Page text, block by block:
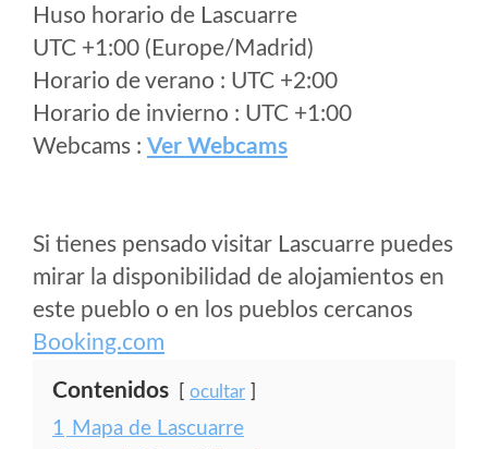
Huso horario de Lascuarre
UTC +1:00 (Europe/Madrid)
Horario de verano : UTC +2:00
Horario de invierno : UTC +1:00
Webcams : Ver Webcams
Si tienes pensado visitar Lascuarre puedes
mirar la disponibilidad de alojamientos en
este pueblo o en los pueblos cercanos
Booking.com
Contenidos ocultar
1 Mapa de Lascuarre